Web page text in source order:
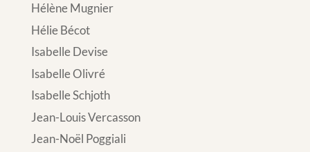
Hélène Mugnier
Hélie Bécot
Isabelle Devise
Isabelle Olivré
Isabelle Schjoth
Jean-Louis Vercasson
Jean-Noël Poggiali